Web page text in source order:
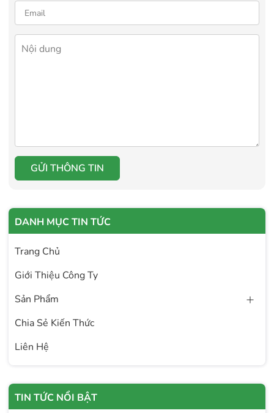
GỬI THÔNG TIN
DANH MỤC TIN TỨC
Trang Chủ
Giới Thiệu Công Ty
Sản Phẩm
Chia Sẻ Kiến Thức
Liên Hệ
TIN TỨC NỔI BẬT